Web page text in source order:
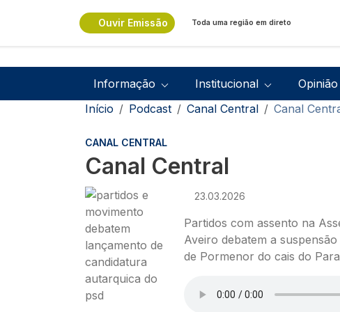
Ouvir Emissão Toda uma região em direto
Navegação principal
Informação Institucional Opinião
Navegação estrutural
Início Podcast Canal Central Canal
CANAL CENTRAL
Canal Central
Imagem 23.03.2026
Partidos com assento na
Aveiro debatem a
de Pormenor do cais do